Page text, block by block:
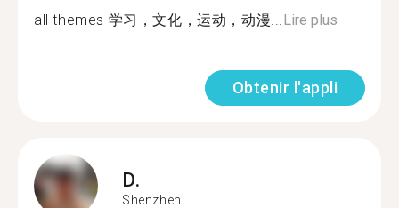
all themes 学习，文化，运动，动漫...Lire plus
Obtenir l'appli
D.
Shenzhen